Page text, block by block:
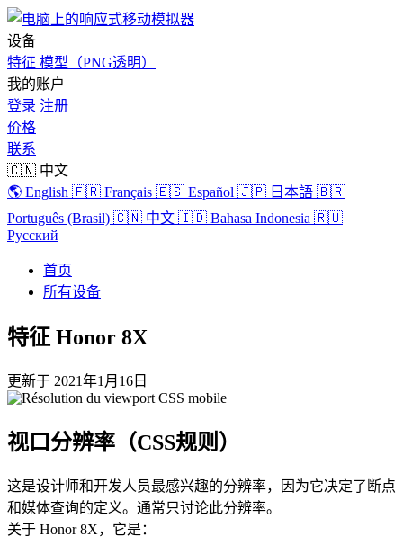
设备
特征 模型（PNG透明）
我的账户
登录 注册
价格
联系
🇨🇳 中文
🌎 English 🇫🇷 Français 🇪🇸 Español 🇯🇵 日本語 🇧🇷
Português (Brasil) 🇨🇳 中文 🇮🇩 Bahasa Indonesia 🇷🇺
Русский
首页
所有设备
特征 Honor 8X
更新于 2021年1月16日
视口分辨率（CSS规则）
这是设计师和开发人员最感兴趣的分辨率，因为它决定了断点
和媒体查询的定义。通常只讨论此分辨率。
关于 Honor 8X，它是：